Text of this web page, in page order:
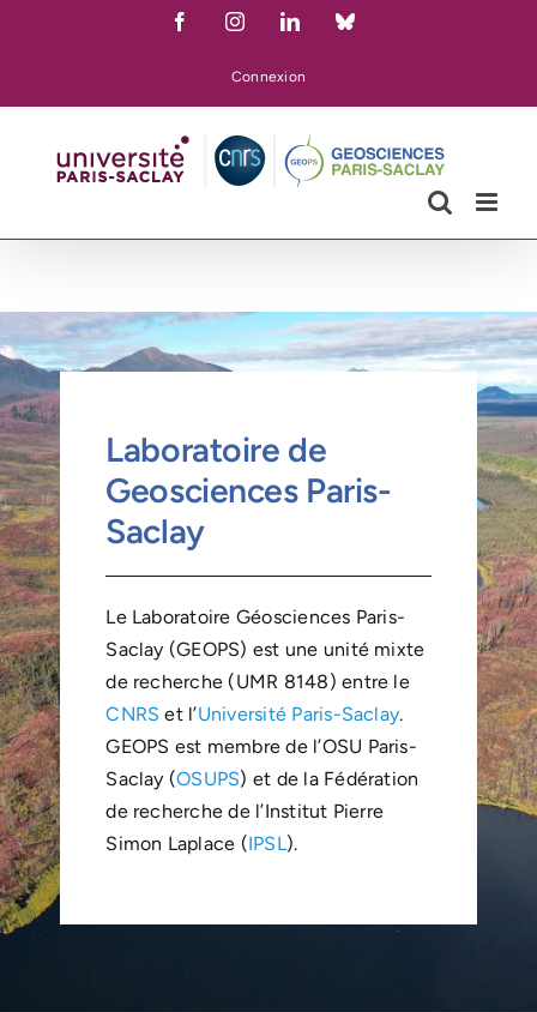
FacebookInstagramLinkedInBluesky
Connexion
Laboratoire de
Geosciences Paris-
Saclay
Le Laboratoire Géosciences Paris-
Saclay (GEOPS) est une unité mixte
de recherche (UMR 8148) entre le
CNRS et l’Université Paris-Saclay.
GEOPS est membre de l’OSU Paris-
Saclay (OSUPS) et de la Fédération
de recherche de l’Institut Pierre
Simon Laplace (IPSL).